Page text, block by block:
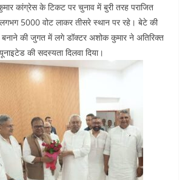
कांग्रेस के टिकट पर चुनाव में बुरी तरह पराजित
5000 वोट लाकर तीसरे स्थान पर रहे। बेटे की
बनाने की जुगत में लगे डॉक्टर अशोक कुमार ने अतिरिक्त
की सदस्यता दिलवा दिया।